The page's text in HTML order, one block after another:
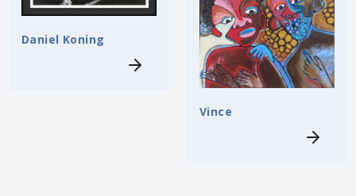
Daniel Koning
Vince